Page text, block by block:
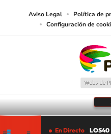
Aviso Legal Política de
Configuración de
En Directo LOS40